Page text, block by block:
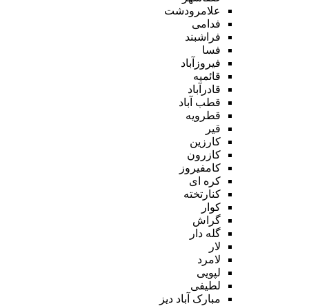
علامرودشت
فدامی
فراشبند
فسا
فیروزآباد
قائمیه
قادرآباد
قطب آباد
قطرویه
قیر
کارزین
کازرون
کامفیروز
کره ای
کنارتخته
کوار
گراش
گله دار
لار
لامرد
لپویی
لطیفی
مبارک آباد دیز